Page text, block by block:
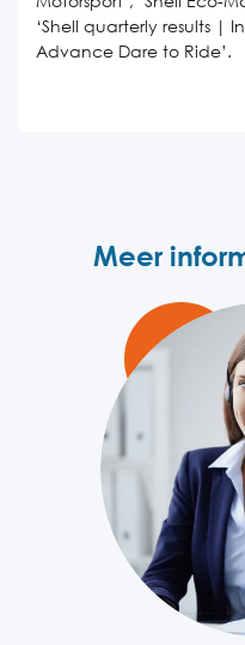
‘Shell quarterly results |
Advance Dare to Ride’.
Meer